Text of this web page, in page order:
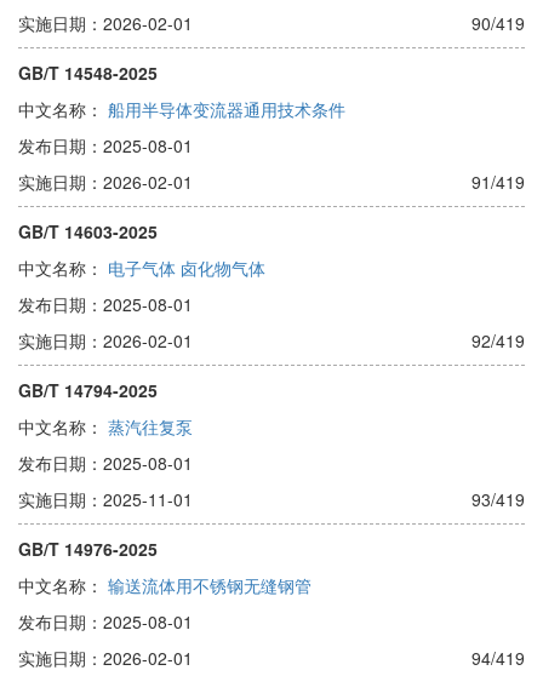
实施日期：2026-02-01
90/419
GB/T 14548-2025
中文名称： 船用半导体变流器通用技术条件
发布日期：2025-08-01
实施日期：2026-02-01
91/419
GB/T 14603-2025
中文名称： 电子气体 卤化物气体
发布日期：2025-08-01
实施日期：2026-02-01
92/419
GB/T 14794-2025
中文名称： 蒸汽往复泵
发布日期：2025-08-01
实施日期：2025-11-01
93/419
GB/T 14976-2025
中文名称： 输送流体用不锈钢无缝钢管
发布日期：2025-08-01
实施日期：2026-02-01
94/419